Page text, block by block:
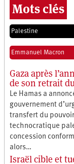
Mots clés
Palestine
Emmanuel Macron
Gaza après
de son retrait
Le Hamas a
gouvernement
transfert du
technocratique
concession
alors…
Israël cible et